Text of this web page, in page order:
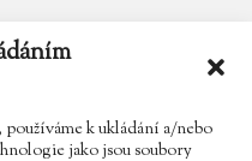
k ukládání a/nebo
jako jsou soubory